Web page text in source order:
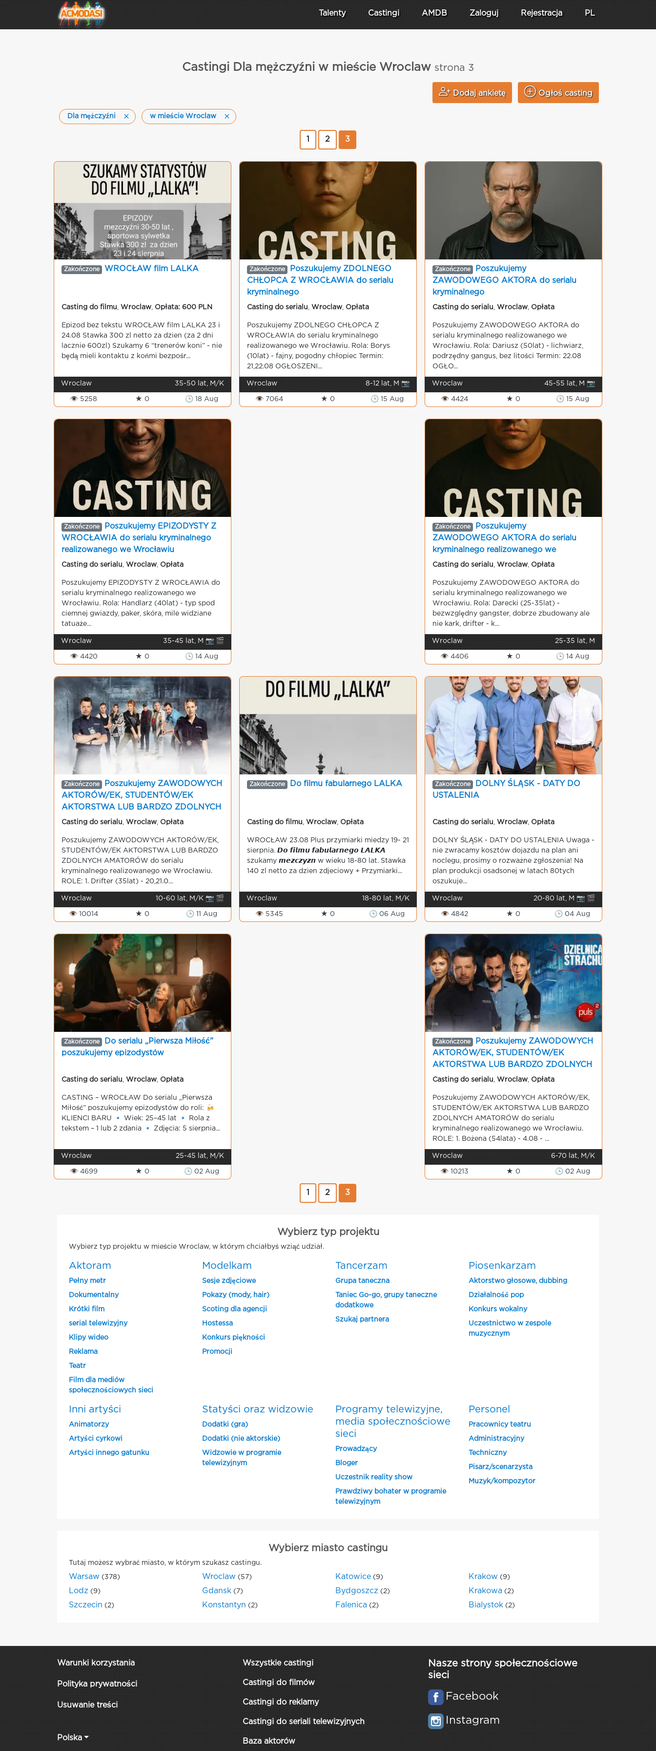
Talenty Castingi AMDB Zaloguj Rejestracja PL
Castingi Dla mężczyźni w mieście Wroclaw strona 3
Dodaj ankietę Ogłoś casting
Dla mężczyźni w mieście Wroclaw
2 3
Zakończone WROCŁAW film LALKA
Casting do filmu Wroclaw Opłata: 600 PLN
Epizod bez tekstu WROCŁAW film LALKA 23 i
24.08 Stawka 300 zl netto za dzien (za 2 dni
lacznie 600zl) Szukamy 6 “trenerów koni” - nie
będą mieli kontaktu z końmi bezpośr...
Wroclaw 35-50 lat, M/K
👁 5258 ★ 0 🕒 18 Aug
Zakończone
Poszukujemy ZDOLNEGO
CHŁOPCA Z WROCŁAWIA do serialu
kryminalnego
Casting do serialu Wroclaw Opłata
Poszukujemy ZDOLNEGO CHŁOPCA Z
WROCŁAWIA do serialu kryminalnego
realizowanego we Wrocławiu. Rola: Borys
(10lat) - fajny, pogodny chłopiec Termin:
21,22.08 OGŁOSZENI...
Wroclaw 8-12 lat, M 📷
👁 7064 ★ 0 🕒 15 Aug
Zakończone
Poszukujemy
ZAWODOWEGO AKTORA do serialu
kryminalnego
Casting do serialu Wroclaw Opłata
Poszukujemy ZAWODOWEGO AKTORA do
serialu kryminalnego realizowanego we
Wrocławiu. Rola: Dariusz (50lat) - lichwiarz,
podrzędny gangus, bez litości Termin: 22.08
OGŁO...
Wroclaw 45-55 lat, M 📷
👁 4424 ★ 0 🕒 15 Aug
Zakończone
Poszukujemy EPIZODYSTY Z
WROCŁAWIA do serialu kryminalnego
realizowanego we Wrocławiu
Casting do serialu Wroclaw Opłata
Poszukujemy EPIZODYSTY Z WROCŁAWIA do
serialu kryminalnego realizowanego we
Wrocławiu. Rola: Handlarz (40lat) - typ spod
ciemnej gwiazdy, paker, skóra, mile widziane
tatuaże...
Wroclaw 35-45 lat, M 📷 🎬
👁 4420 ★ 0 🕒 14 Aug
Zakończone
Poszukujemy
ZAWODOWEGO AKTORA do serialu
kryminalnego realizowanego we
Wrocławiu
Casting do serialu Wroclaw Opłata
Poszukujemy ZAWODOWEGO AKTORA do
serialu kryminalnego realizowanego we
Wrocławiu. Rola: Darecki (25-35lat) -
bezwzględny gangster, dobrze zbudowany ale
nie kark, drifter - k...
Wroclaw 25-35 lat, M
👁 4406 ★ 0 🕒 14 Aug
Zakończone
Poszukujemy ZAWODOWYCH
AKTORÓW/EK, STUDENTÓW/EK
AKTORSTWA LUB BARDZO ZDOLNYCH
AMATORÓW do serialu kryminalnego
Casting do serialu Wroclaw Opłata
Poszukujemy ZAWODOWYCH AKTORÓW/EK,
STUDENTÓW/EK AKTORSTWA LUB BARDZO
ZDOLNYCH AMATORÓW do serialu
kryminalnego realizowanego we Wrocławiu.
ROLE: 1. Drifter (35lat) - 20,21.0...
Wroclaw 10-60 lat, M/K 📷 🎬
👁 10014 ★ 0 🕒 11 Aug
Zakończone Do filmu fabularnego LALKA
Casting do filmu Wroclaw Opłata
WROCŁAW 23.08 Plus przymiarki miedzy 19- 21
sierpnia. 𝘿𝙤 𝙛𝙞𝙡𝙢𝙪 𝙛𝙖𝙗𝙪𝙡𝙖𝙧𝙣𝙚𝙜𝙤 𝙇𝘼𝙇𝙆𝘼
szukamy 𝙢𝙚𝙯𝙘𝙯𝙮𝙯𝙣 w wieku 18-80 lat. Stawka
140 zl netto za dzien zdjeciowy + Przymiarki...
Wroclaw 18-80 lat, M/K
👁 5345 ★ 0 🕒 06 Aug
Zakończone
DOLNY ŚLĄSK - DATY DO
USTALENIA
Casting do serialu Wroclaw Opłata
DOLNY ŚLĄSK - DATY DO USTALENIA Uwaga -
nie zwracamy kosztów dojazdu na plan ani
noclegu, prosimy o rozważne zgłoszenia! Na
plan produkcji osadsonej w latach 80tych
oszukuje...
Wroclaw 20-80 lat, M 📷 🎬
👁 4842 ★ 0 🕒 04 Aug
Zakończone
Do serialu „Pierwsza Miłość”
poszukujemy epizodystów
Casting do serialu Wroclaw Opłata
CASTING – WROCŁAW Do serialu „Pierwsza
Miłość” poszukujemy epizodystów do roli: 🍻
KLIENCI BARU 🔹 Wiek: 25–45 lat 🔹 Rola z
tekstem – 1 lub 2 zdania 🔹 Zdjęcia: 5 sierpnia...
Wroclaw 25-45 lat, M/K
👁 4699 ★ 0 🕒 02 Aug
Zakończone
Poszukujemy ZAWODOWYCH
AKTORÓW/EK, STUDENTÓW/EK
AKTORSTWA LUB BARDZO ZDOLNYCH
AMATORÓW do serialu kryminalnego
Casting do serialu Wroclaw Opłata
Poszukujemy ZAWODOWYCH AKTORÓW/EK,
STUDENTÓW/EK AKTORSTWA LUB BARDZO
ZDOLNYCH AMATORÓW do serialu
kryminalnego realizowanego we Wrocławiu.
ROLE: 1. Bożena (54lata) - 4.08 - ...
Wroclaw 6-70 lat, M/K
👁 10213 ★ 0 🕒 02 Aug
2 3
Wybierz typ projektu
Wybierz typ projektu w mieście Wroclaw, w którym chciałbyś wziąć udział.
Aktoram
Pełny metr
Dokumentalny
Krótki film
serial telewizyjny
Klipy wideo
Reklama
Teatr
Film dla mediów
społecznościowych sieci
Modelkam
Sesje zdjęciowe
Pokazy (mody, hair)
Scoting dla agencji
Hostessa
Konkurs piękności
Promocji
Tancerzam
Grupa taneczna
Taniec Go-go, grupy taneczne
dodatkowe
Szukaj partnera
Piosenkarzam
Aktorstwo głosowe, dubbing
Działalność pop
Konkurs wokalny
Uczestnictwo w zespole
muzycznym
Inni artyści
Animatorzy
Artyści cyrkowi
Artyści innego gatunku
Statyści oraz widzowie
Dodatki (gra)
Dodatki (nie aktorskie)
Widzowie w programie
telewizyjnym
Programy telewizyjne,
media społecznościowe
sieci
Prowadzący
Bloger
Uczestnik reality show
Prawdziwy bohater w programie
telewizyjnym
Personel
Pracownicy teatru
Administracyjny
Techniczny
Pisarz/scenarzysta
Muzyk/kompozytor
Wybierz miasto castingu
Tutaj możesz wybrać miasto, w którym szukasz castingu.
Warsaw (378) Wroclaw (57) Katowice (9) Krakow (9)
Lodz (9) Gdansk (7) Bydgoszcz (2) Krakowa (2)
Szczecin (2) Konstantyn (2) Falenica (2) Bialystok (2)
Warunki korzystania
Polityka prywatności
Usuwanie treści
Polska
Wszystkie castingi
Castingi do filmów
Castingi do reklamy
Castingi do seriali telewizyjnych
Baza aktorów
Nasze strony społecznościowe
sieci
Facebook
Instagram